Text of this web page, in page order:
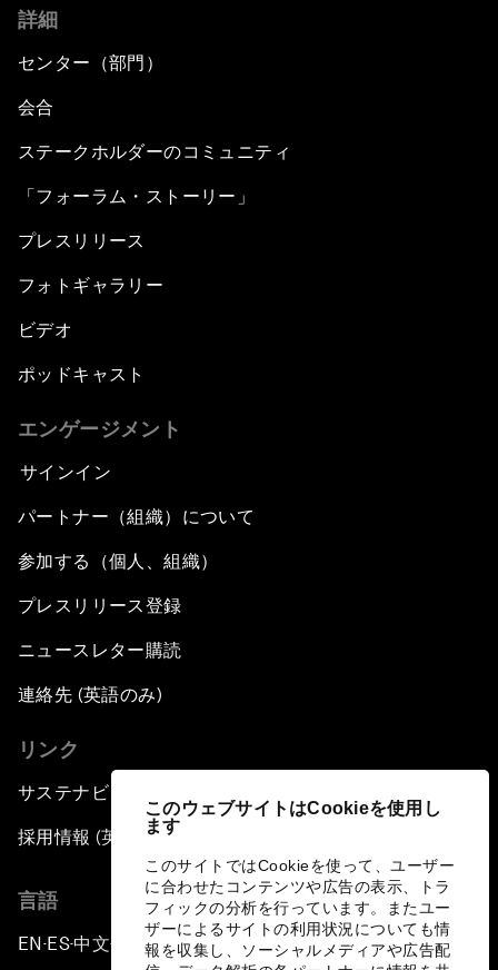
このウェブサイトはCookieを使用し
ます
このサイトではCookieを使って、ユーザー
に合わせたコンテンツや広告の表示、トラ
フィックの分析を行っています。またユー
ザーによるサイトの利用状況についても情
報を収集し、ソーシャルメディアや広告配
詳細
センター（部門）
会合
ステークホルダーのコミュニティ
「フォーラム・ストーリー」
プレスリリース
フォトギャラリー
ビデオ
ポッドキャスト
エンゲージメント
サインイン
パートナー（組織）について
参加する（個人、組織）
プレスリリース登録
ニュースレター購読
連絡先 (英語のみ)
リンク
サステナビリティへの取り組み
採用情報 (英語のみ)
言語
EN ▪ ES▪中文▪ 日本語